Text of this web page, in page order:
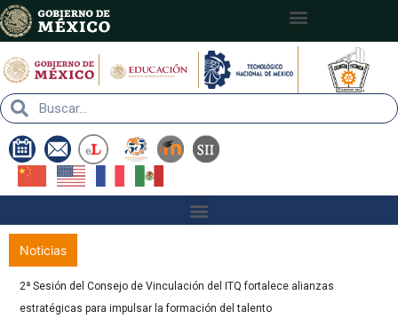
Nota:
este
sitio
web
incluye
un
sistema
de
accesibilidad.
Noticias
2ª Sesión del Consejo de Vinculación del ITQ fortalece alianzas
estratégicas para impulsar la formación del talento